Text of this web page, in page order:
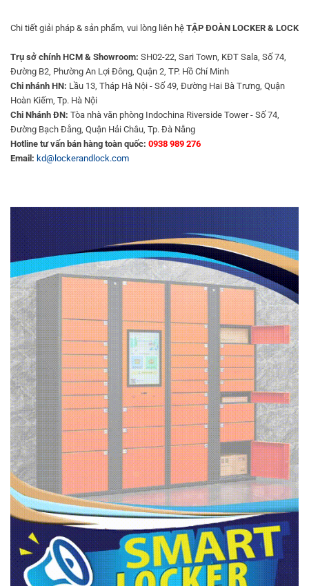
Chi tiết giải pháp & sản phẩm, vui lòng liên hệ TẬP ĐOÀN LOCKER & LOCK
Trụ sở chính HCM & Showroom: SH02-22, Sari Town, KĐT Sala, Số 74,
Đường B2, Phường An Lợi Đông, Quận 2, TP. Hồ Chí Minh
Chi nhánh HN: Lầu 13, Tháp Hà Nội - Số 49, Đường Hai Bà Trưng, Quận
Hoàn Kiếm, Tp. Hà Nội
Chi Nhánh ĐN: Tòa nhà văn phòng Indochina Riverside Tower - Số 74,
Đường Bạch Đằng, Quận Hải Châu, Tp. Đà Nẵng
Hotline tư vấn bán hàng toàn quốc: 0938 989 276
Email: kd@lockerandlock.com